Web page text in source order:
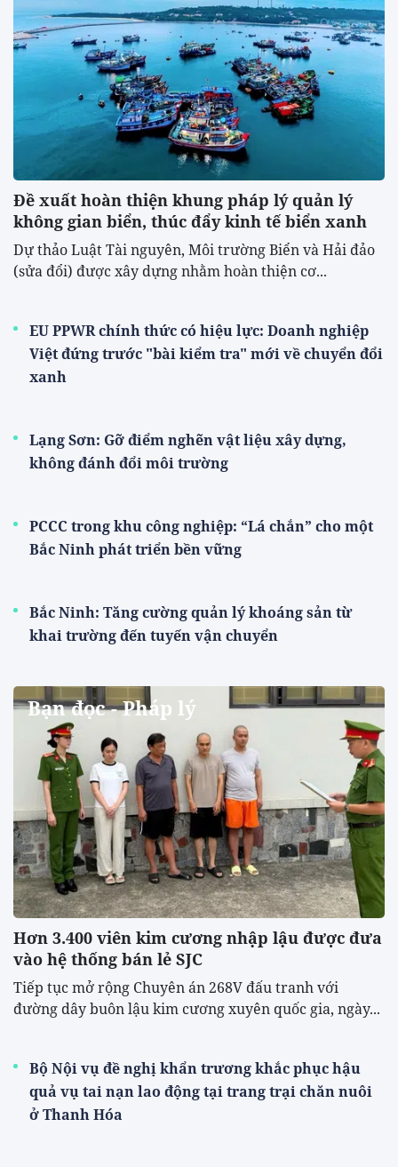
Đề xuất hoàn thiện khung pháp lý quản lý
không gian biển, thúc đẩy kinh tế biển xanh
Dự thảo Luật Tài nguyên, Môi trường Biển và Hải đảo
(sửa đổi) được xây dựng nhằm hoàn thiện cơ...
EU PPWR chính thức có hiệu lực: Doanh nghiệp
Việt đứng trước "bài kiểm tra" mới về chuyển đổi
xanh
Lạng Sơn: Gỡ điểm nghẽn vật liệu xây dựng,
không đánh đổi môi trường
PCCC trong khu công nghiệp: “Lá chắn” cho một
Bắc Ninh phát triển bền vững
Bắc Ninh: Tăng cường quản lý khoáng sản từ
khai trường đến tuyến vận chuyển
Bạn đọc - Pháp lý
Hơn 3.400 viên kim cương nhập lậu được đưa
vào hệ thống bán lẻ SJC
Tiếp tục mở rộng Chuyên án 268V đấu tranh với
đường dây buôn lậu kim cương xuyên quốc gia, ngày...
Bộ Nội vụ đề nghị khẩn trương khắc phục hậu
quả vụ tai nạn lao động tại trang trại chăn nuôi
ở Thanh Hóa